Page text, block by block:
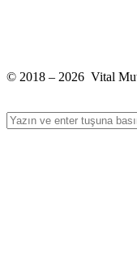
© 2018 – 2026 Vital